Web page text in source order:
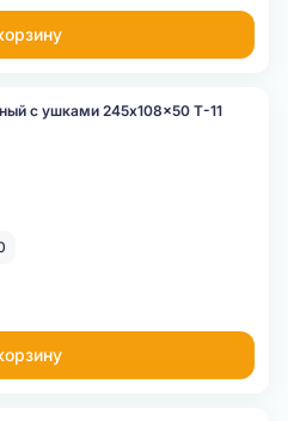
с ушками 245x108x50 Т-11